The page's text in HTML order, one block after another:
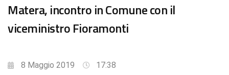
Matera, incontro in Comune con il
viceministro Fioramonti
8 Maggio 2019 17:38